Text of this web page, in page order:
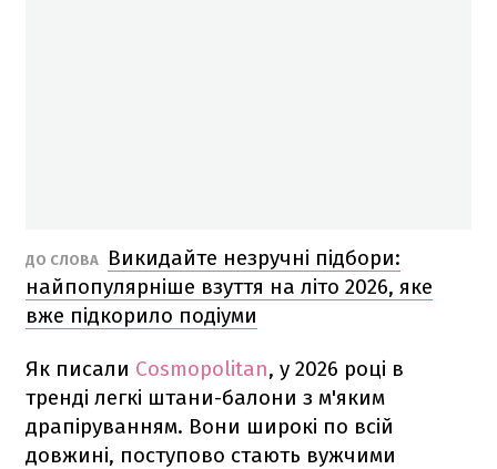
ДО СЛОВА
Викидайте незручні підбори:
найпопулярніше взуття на літо 2026, яке
вже підкорило подіуми
Як писали Cosmopolitan, у 2026 році в
тренді легкі штани-балони з м'яким
драпіруванням. Вони широкі по всій
довжині, поступово стають вужчими